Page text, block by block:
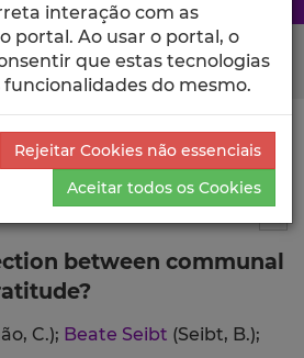
Descrição Detalhada
between communal
C.); Beate Seibt (Seibt, B.);
interação com as
portal. Ao usar o portal, o
que estas tecnologias
funcionalidades do mesmo.
Rejeitar Cookies não essenciais
Aceitar todos os Cookies